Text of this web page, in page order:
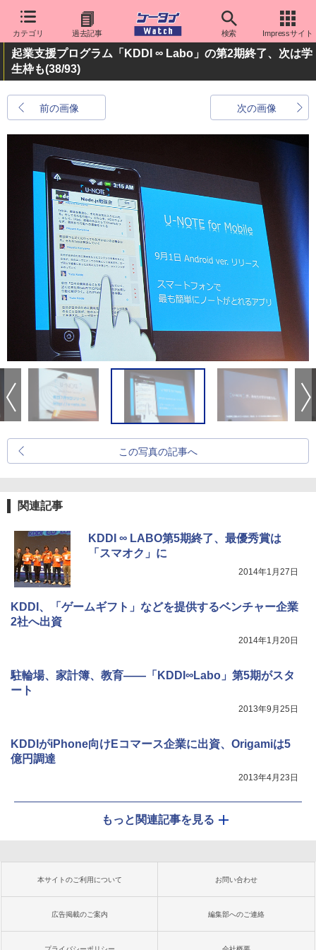
カテゴリ 過去記事 検索 Impressサイト
起業支援プログラム「KDDI ∞ Labo」の第2期終了、次は学
生枠も(38/93)
前の画像 次の画像
この写真の記事へ
関連記事
KDDI ∞ LABO第5期終了、最優秀賞は
「スマオク」に
2014年1月27日
KDDI、「ゲームギフト」などを提供するベンチャー企業
2社へ出資
2014年1月20日
駐輪場、家計簿、教育――「KDDI∞Labo」第5期がスタ
ート
2013年9月25日
KDDIがiPhone向けEコマース企業に出資、Origamiは5
億円調達
2013年4月23日
もっと関連記事を見る
本サイトのご利用について お問い合わせ
広告掲載のご案内 編集部へのご連絡